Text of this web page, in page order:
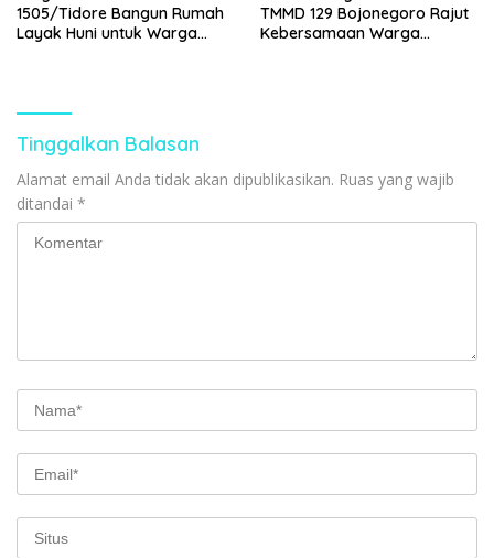
1505/Tidore Bangun Rumah
Layak Huni untuk Warga
TMMD 129 Bojonegoro Rajut
Kebersamaan Warga
Tinggalkan Balasan
Alamat email Anda tidak akan dipublikasikan. Ruas yang wajib
ditandai *